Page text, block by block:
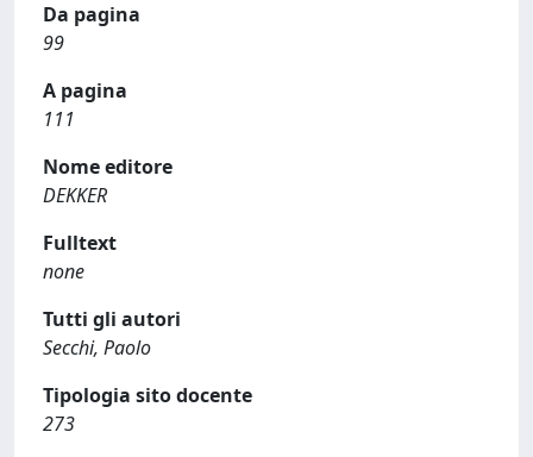
Da pagina
99
A pagina
111
Nome editore
DEKKER
Fulltext
none
Tutti gli autori
Secchi, Paolo
Tipologia sito docente
273